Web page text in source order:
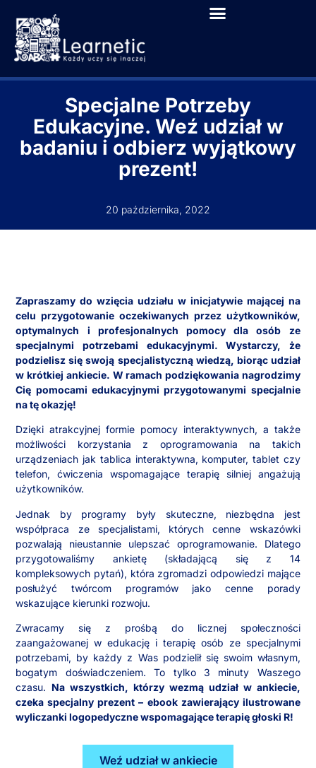
Specjalne Potrzeby
Edukacyjne. Weź udział w
badaniu i odbierz wyjątkowy
prezent!
20 października, 2022
Zapraszamy do wzięcia udziału w inicjatywie mającej na
celu przygotowanie oczekiwanych przez użytkowników,
optymalnych i profesjonalnych pomocy dla osób ze
specjalnymi potrzebami edukacyjnymi. Wystarczy, że
podzielisz się swoją specjalistyczną wiedzą, biorąc udział
w krótkiej ankiecie. W ramach podziękowania nagrodzimy
Cię pomocami edukacyjnymi przygotowanymi specjalnie
na tę okazję!
Dzięki atrakcyjnej formie pomocy interaktywnych, a także
możliwości korzystania z oprogramowania na takich
urządzeniach jak tablica interaktywna, komputer, tablet czy
telefon, ćwiczenia wspomagające terapię silniej angażują
użytkowników.
Jednak by programy były skuteczne, niezbędna jest
współpraca ze specjalistami, których cenne wskazówki
pozwalają nieustannie ulepszać oprogramowanie. Dlatego
przygotowaliśmy ankietę (składającą się z 14
kompleksowych pytań), która zgromadzi odpowiedzi mające
posłużyć twórcom programów jako cenne porady
wskazujące kierunki rozwoju.
Zwracamy się z prośbą do licznej społeczności
zaangażowanej w edukację i terapię osób ze specjalnymi
potrzebami, by każdy z Was podzielił się swoim własnym,
bogatym doświadczeniem. To tylko 3 minuty Waszego
czasu. Na wszystkich, którzy wezmą udział w ankiecie,
czeka specjalny prezent – ebook zawierający ilustrowane
wyliczanki logopedyczne wspomagające terapię głoski R!
Weź udział w ankiecie